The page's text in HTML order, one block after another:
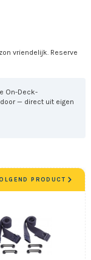
vriendelijk. Reserve
On-Deck-
— direct uit eigen
PRODUCT